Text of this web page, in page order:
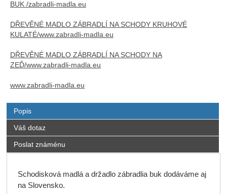
BUK /zabradli-madla.eu
DŘEVĚNÉ MADLO ZÁBRADLÍ NA SCHODY KRUHOVÉ
KULATÉ/www.zabradli-madla.eu
DŘEVĚNÉ MADLO ZÁBRADLÍ NA SCHODY NA
ZEĎ/www.zabradli-madla.eu
www.zabradli-madla.eu
Popis
Váš dotaz
Poslat známénu
Schodisková madlá a držadlo zábradlia buk dodáváme aj
na Slovensko.